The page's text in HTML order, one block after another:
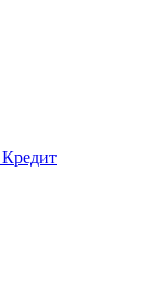
Кредит